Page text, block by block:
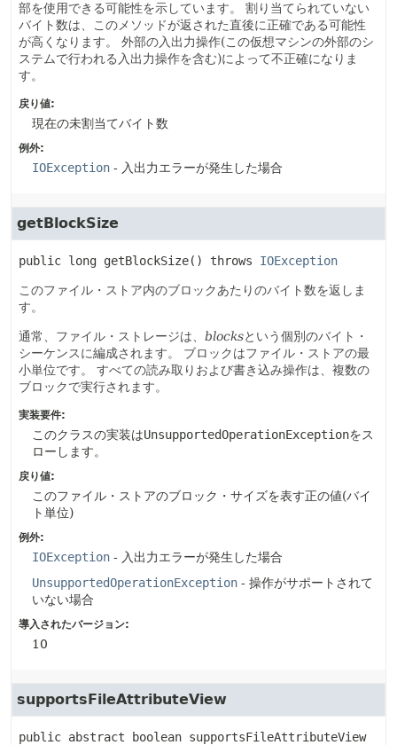
部を使用できる可能性を示しています。
割り当てられていない
バイト数は、このメソッドが返された直後に正確である可能性
が高くなります。
外部の入出力操作(この仮想マシンの外部のシ
ステムで行われる入出力操作を含む)によって不正確になりま
す。
戻り値:
現在の未割当てバイト数
例外:
IOException - 入出力エラーが発生した場合
getBlockSize
public long getBlockSize() throws IOException
このファイル・ストア内のブロックあたりのバイト数を返しま
す。
通常、ファイル・ストレージは、 blocksという個別のバイト・
シーケンスに編成されます。
ブロックはファイル・ストアの最
小単位です。
すべての読み取りおよび書き込み操作は、複数の
ブロックで実行されます。
実装要件:
このクラスの実装はUnsupportedOperationExceptionをス
ローします。
戻り値:
このファイル・ストアのブロック・サイズを表す正の値(バイ
ト単位)
例外:
IOException - 入出力エラーが発生した場合
UnsupportedOperationException - 操作がサポートされて
いない場合
導入されたバージョン:
10
supportsFileAttributeView
public abstract boolean supportsFileAttributeView